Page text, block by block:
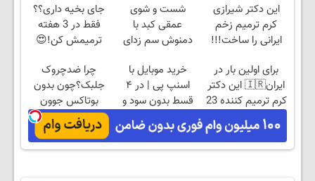
این دکتر شیرازی
کرم ترمیم زخم
ایرانی را ساخت!!!
شست و شوی
عمقی کبد با
دمنوش سم زدای
جای بخیه داری؟؟
فقط در 3 هفته
ترمیمش کن!😍
برای اولین بار در
ایران🇮🇷 این دکتر
کرم ترمیم کننده 23
روزه ساخت!
خرید موبایل با
اسنپ پی | در ۴
قسط بدون سود و
کارمزد!
چرا ضدچروک
جلبک؟چون بدون
بوتاکس جوون
میشی💉
۴۰٪تخفیف